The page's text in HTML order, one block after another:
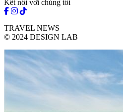
Kết nối với chúng tôi
TRAVEL NEWS
© 2024 DESIGN LAB